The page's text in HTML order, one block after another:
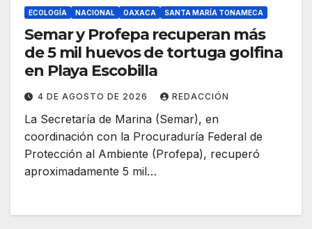
ECOLOGÍA NACIONAL OAXACA SANTA MARÍA TONAMECA
Semar y Profepa recuperan más
de 5 mil huevos de tortuga golfina
en Playa Escobilla
4 DE AGOSTO DE 2026 REDACCIÓN
La Secretaría de Marina (Semar), en
coordinación con la Procuraduría Federal de
Protección al Ambiente (Profepa), recuperó
aproximadamente 5 mil…